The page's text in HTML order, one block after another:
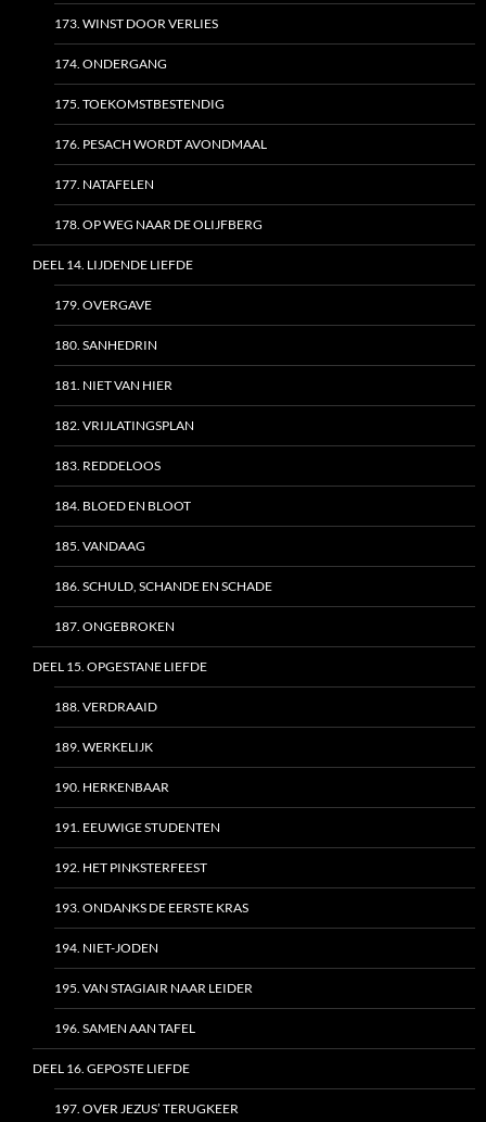
173. WINST DOOR VERLIES
174. ONDERGANG
175. TOEKOMSTBESTENDIG
176. PESACH WORDT AVONDMAAL
177. NATAFELEN
178. OP WEG NAAR DE OLIJFBERG
DEEL 14. LIJDENDE LIEFDE
179. OVERGAVE
180. SANHEDRIN
181. NIET VAN HIER
182. VRIJLATINGSPLAN
183. REDDELOOS
184. BLOED EN BLOOT
185. VANDAAG
186. SCHULD, SCHANDE EN SCHADE
187. ONGEBROKEN
DEEL 15. OPGESTANE LIEFDE
188. VERDRAAID
189. WERKELIJK
190. HERKENBAAR
191. EEUWIGE STUDENTEN
192. HET PINKSTERFEEST
193. ONDANKS DE EERSTE KRAS
194. NIET-JODEN
195. VAN STAGIAIR NAAR LEIDER
196. SAMEN AAN TAFEL
DEEL 16. GEPOSTE LIEFDE
197. OVER JEZUS’ TERUGKEER